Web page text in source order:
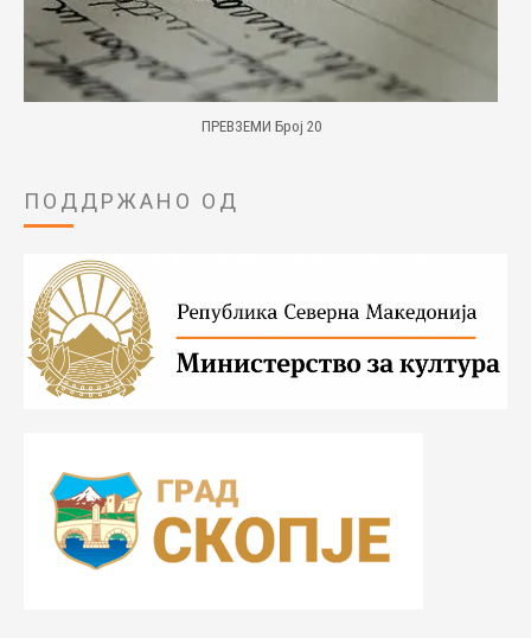
ПРЕВЗЕМИ Број 20
ПОДДРЖАНО ОД